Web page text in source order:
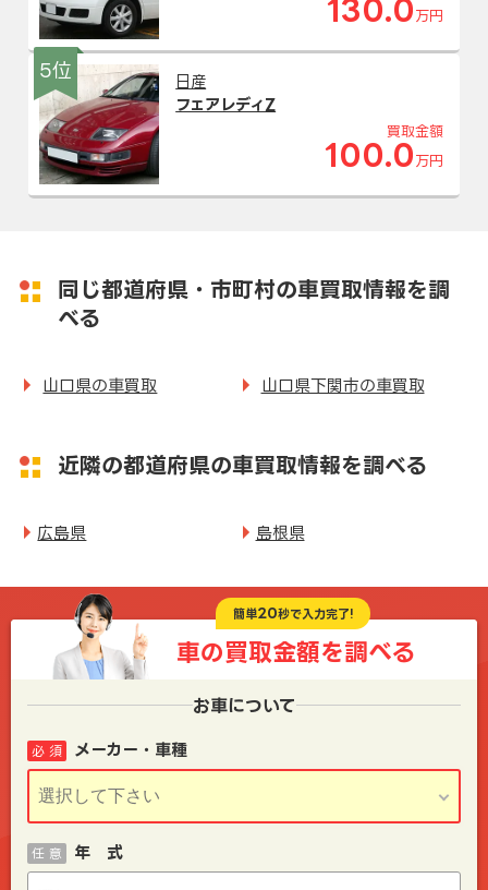
130.0 万円
5位
日産
フェアレディZ
買取金額
100.0 万円
同じ都道府県・市町村の車買取情報を調
べる
山口県の車買取 山口県下関市の車買取
近隣の都道府県の車買取情報を調べる
広島県 島根県
簡単20秒で入力完了!
車の買取金額を調べる
お車について
メーカー・車種
必 須
年 式
任 意